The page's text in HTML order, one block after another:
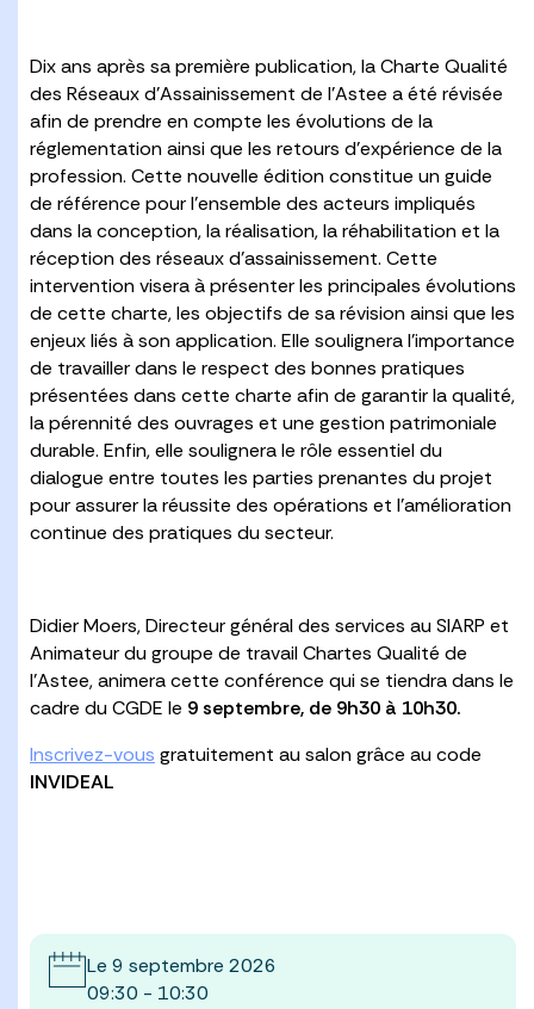
Dix ans après sa première publication, la Charte Qualité
des Réseaux d’Assainissement de l’Astee a été révisée
afin de prendre en compte les évolutions de la
réglementation ainsi que les retours d’expérience de la
profession. Cette nouvelle édition constitue un guide
de référence pour l’ensemble des acteurs impliqués
dans la conception, la réalisation, la réhabilitation et la
réception des réseaux d’assainissement. Cette
intervention visera à présenter les principales évolutions
de cette charte, les objectifs de sa révision ainsi que les
enjeux liés à son application. Elle soulignera l’importance
de travailler dans le respect des bonnes pratiques
présentées dans cette charte afin de garantir la qualité,
la pérennité des ouvrages et une gestion patrimoniale
durable. Enfin, elle soulignera le rôle essentiel du
dialogue entre toutes les parties prenantes du projet
pour assurer la réussite des opérations et l’amélioration
continue des pratiques du secteur.
Didier Moers, Directeur général des services au SIARP et
Animateur du groupe de travail Chartes Qualité de
l’Astee, animera cette conférence qui se tiendra dans le
cadre du CGDE le 9 septembre, de 9h30 à 10h30.
Inscrivez-vous gratuitement au salon grâce au code
INVIDEAL
Le 9 septembre 2026
09:30 - 10:30